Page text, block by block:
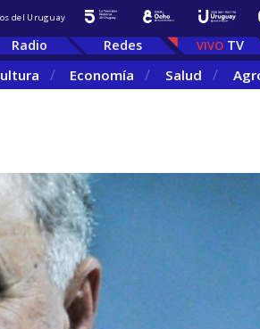
del Uruguay
Radio Redes TV
Economía Salud